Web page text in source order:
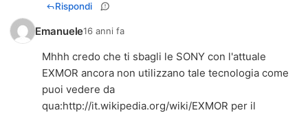
Rispondi
Emanuele16 anni fa
Mhhh credo che ti sbagli le SONY con l'attuale
EXMOR ancora non utilizzano tale tecnologia come
puoi vedere da
qua:http://it.wikipedia.org/wiki/EXMOR per il